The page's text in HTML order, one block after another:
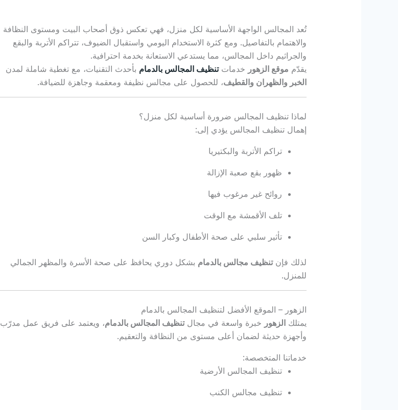
تُعد المجالس الواجهة الأساسية لكل منزل، فهي تعكس ذوق أصحاب البيت ومستوى النظافة
والاهتمام بالتفاصيل. ومع كثرة الاستخدام اليومي واستقبال الضيوف، تتراكم الأتربة والبقع
والجراثيم داخل المجالس، مما يستدعي الاستعانة بخدمة احترافية.
يقدّم موقع الزهور خدماتتنظيف المجالس بالدمام بأحدث التقنيات، مع تغطية شاملة لمدن
الخبر والظهران والقطيف، للحصول على مجالس نظيفة ومعقمة وجاهزة للضيافة.
لماذا تنظيف المجالس ضرورة أساسية لكل منزل؟
إهمال تنظيف المجالس يؤدي إلى:
تراكم الأتربة والبكتيريا
ظهور بقع صعبة الإزالة
روائح غير مرغوب فيها
تلف الأقمشة مع الوقت
تأثير سلبي على صحة الأطفال وكبار السن
لذلك فإنتنظيف مجالس بالدمام بشكل دوري يحافظ على صحة الأسرة والمظهر الجمالي
للمنزل.
الزهور – الموقع الأفضل لتنظيف المجالس بالدمام
يمتلك الزهور خبرة واسعة في مجالتنظيف المجالس بالدمام، ويعتمد على فريق عمل مدرّب
وأجهزة حديثة لضمان أعلى مستوى من النظافة والتعقيم.
خدماتنا المتخصصة:
تنظيف المجالس الأرضية
تنظيف مجالس الكنب